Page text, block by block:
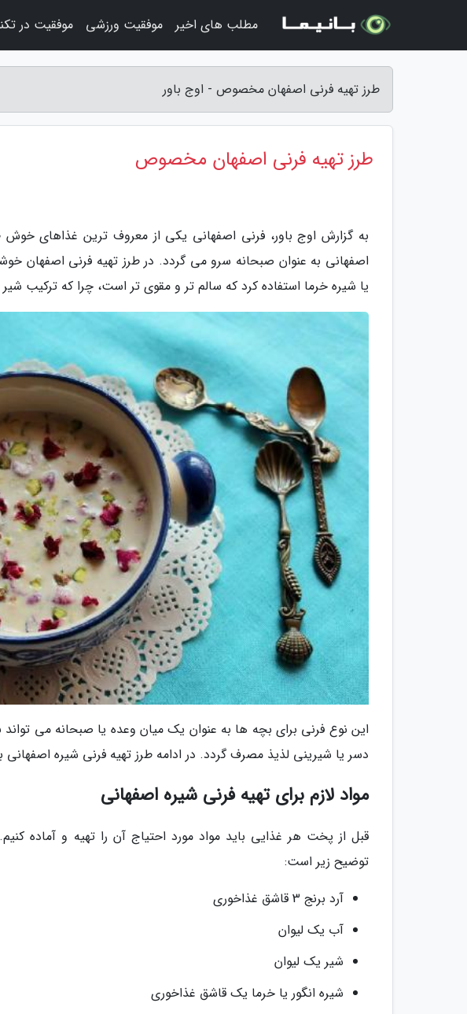
طرز تهیه فرنی اصفهان مخصوص - اوج باور
طرز تهیه فرنی اصفهان مخصوص
به گزارش اوج باور، فرنی اصفهانی یکی از معروف ترین غذاهای
اصفهانی به عنوان صبحانه سرو می گردد. در طرز تهیه فرنی اصفهان
یا شیره خرما استفاده کرد که سالم تر و مقوی تر است، چرا که ترکیب
این نوع فرنی برای بچه ها به عنوان یک میان وعده یا صبحانه می
دسر یا شیرینی لذیذ مصرف گردد. در ادامه طرز تهیه فرنی شیره
مواد لازم برای تهیه فرنی شیره اصفهانی
قبل از پخت هر غذایی باید مواد مورد احتیاج آن را تهیه و آماده
توضیح زیر است:
آرد برنج 3 قاشق غذاخوری
آب یک لیوان
شیر یک لیوان
شیره انگور یا خرما یک قاشق غذاخوری
مطلب های اخیر موفقیت ورزشی موفقیت در